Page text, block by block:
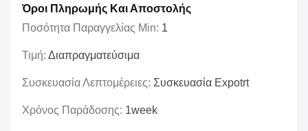
Όροι Πληρωμής Και Αποστολής
Ποσότητα Παραγγελίας Min: 1
Τιμή: Διαπραγματεύσιμα
Συσκευασία Λεπτομέρειες: Συσκευασία Expotrt
Χρόνος Παράδοσης: 1week